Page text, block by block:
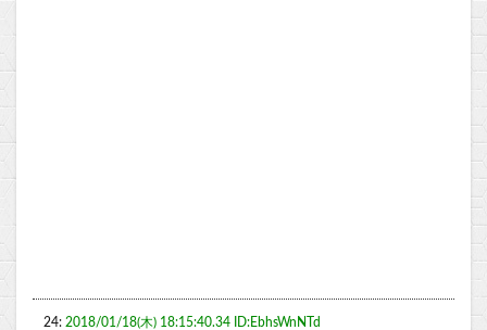
24: 2018/01/18(木) 18:15:40.34 ID:EbhsWnNTd